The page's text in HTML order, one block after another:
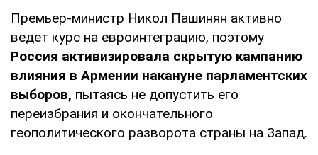
Премьер-министр Никол Пашинян активно
ведет курс на евроинтеграцию, поэтому
Россия активизировала скрытую кампанию
влияния в Армении накануне парламентских
выборов, пытаясь не допустить его
переизбрания и окончательного
геополитического разворота страны на Запад.